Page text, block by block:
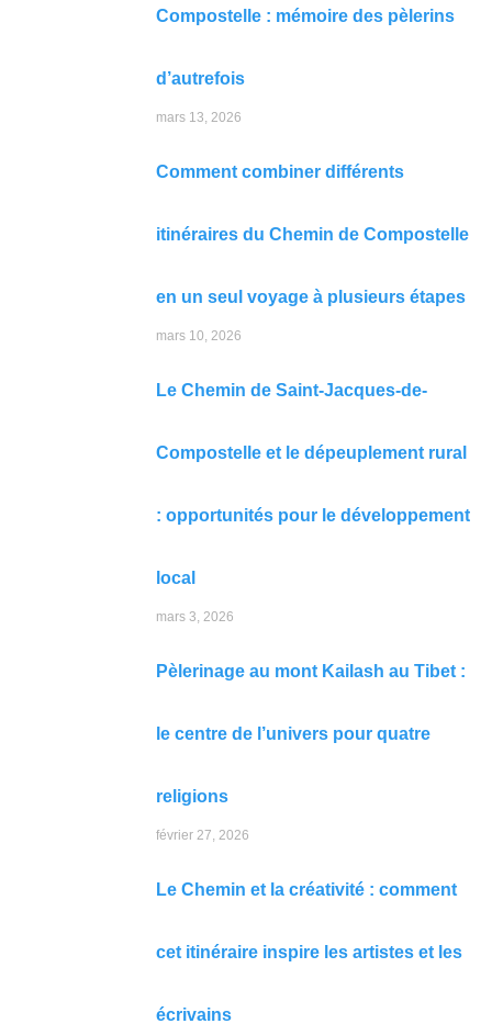
Compostelle : mémoire des pèlerins
d’autrefois
mars 13, 2026
Comment combiner différents
itinéraires du Chemin de Compostelle
en un seul voyage à plusieurs étapes
mars 10, 2026
Le Chemin de Saint-Jacques-de-
Compostelle et le dépeuplement rural
: opportunités pour le développement
local
mars 3, 2026
Pèlerinage au mont Kailash au Tibet :
le centre de l’univers pour quatre
religions
février 27, 2026
Le Chemin et la créativité : comment
cet itinéraire inspire les artistes et les
écrivains